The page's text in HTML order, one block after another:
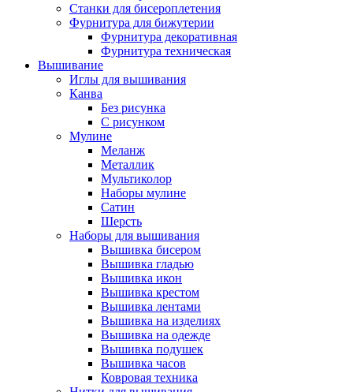
Станки для бисероплетения
Фурнитура для бижутерии
Фурнитура декоративная
Фурнитура техническая
Вышивание
Иглы для вышивания
Канва
Без рисунка
С рисунком
Мулине
Меланж
Металлик
Мультиколор
Наборы мулине
Сатин
Шерсть
Наборы для вышивания
Вышивка бисером
Вышивка гладью
Вышивка икон
Вышивка крестом
Вышивка лентами
Вышивка на изделиях
Вышивка на одежде
Вышивка подушек
Вышивка часов
Ковровая техника